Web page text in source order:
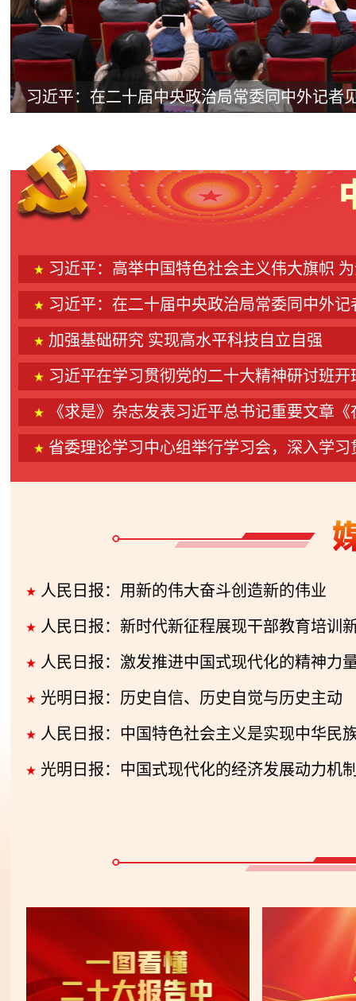
习近平：在二十届中央政治局常委同中外记者
习近平：高举中国特色社会主义伟大旗帜 为全面建设社会主义现代化国家而团结奋斗——在中国共产党第
习近平：在二十届中央政治局常委同中外记者
加强基础研究 实现高水平科技自立自强
习近平在学习贯彻党的二十大精神研讨班开班式上
《求是》杂志发表习近平总书记重要文章《在二十届中央政治局第一次
省委理论学习中心组举行学习会，深入学习贯彻党
人民日报：用新的伟大奋斗创造新的伟业
人民日报：新时代新征程展现干部教育培训
人民日报：激发推进中国式现代化的精神力
光明日报：历史自信、历史自觉与历史主动
人民日报：中国特色社会主义是实现中华民族伟大复
光明日报：中国式现代化的经济发展动力机